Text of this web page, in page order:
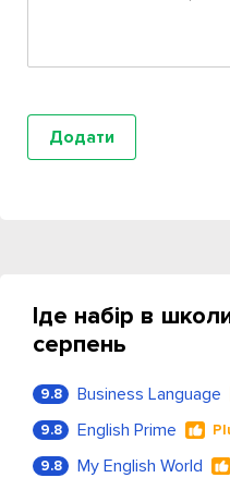
Іде набір в
серпень
9.8 Business Language
9.8 English Prime
9.8 My English World